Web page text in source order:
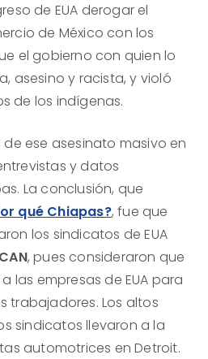
de EUA derogar el
de México con los
el gobierno con quien lo
asesino y racista, y violó
de los indígenas.
ese asesinato masivo en
y datos
La conclusión, que
qué Chiapas?, fue que
los sindicatos de EUA
, pues consideraron que
las empresas de EUA para
trabajadores. Los altos
sindicatos llevaron a la
automotrices en Detroit.